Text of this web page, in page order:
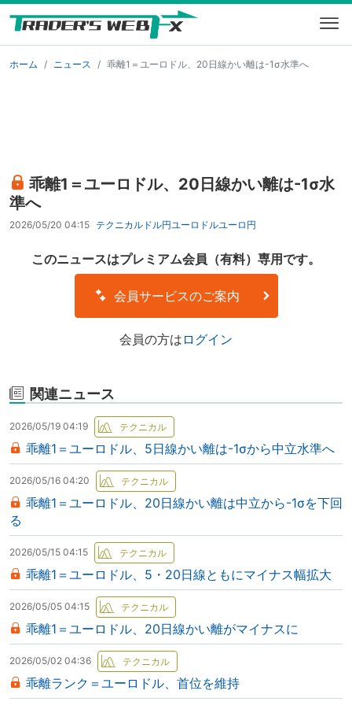
ホーム ニュース 乖離1＝ユーロドル、20日線かい離は-1σ水準へ
乖離1＝ユーロドル、20日線かい離は-1σ水
準へ
2026/05/20 04:15 テクニカル ドル円ユーロドルユーロ円
このニュースはプレミアム会員（有料）専用です。
会員サービスのご案内
会員の方は ログイン
関連ニュース
2026/05/19 04:19
乖離1＝ユーロドル、5日線かい離は-1σから中立水準へ
2026/05/16 04:20
乖離1＝ユーロドル、20日線かい離は中立から-1σを下回
る
2026/05/15 04:15
乖離1＝ユーロドル、5・20日線ともにマイナス幅拡大
2026/05/05 04:15
乖離1＝ユーロドル、20日線かい離がマイナスに
2026/05/02 04:36
乖離ランク＝ユーロドル、首位を維持